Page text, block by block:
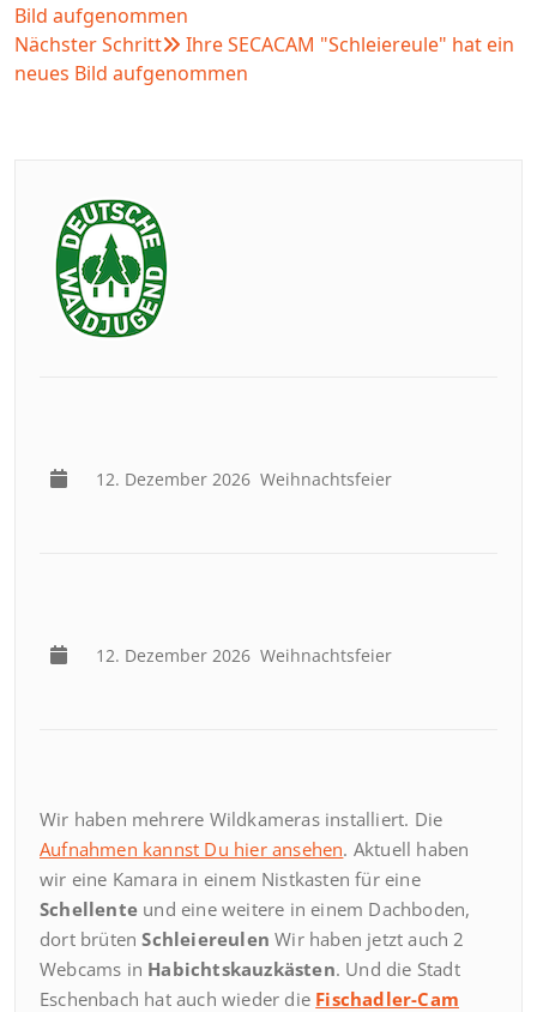
Bild aufgenommen
Nächster Schritt
Ihre SECACAM "Schleiereule" hat ein
neues Bild aufgenommen
12. Dezember 2026 Weihnachtsfeier
12. Dezember 2026 Weihnachtsfeier
Wir haben mehrere Wildkameras installiert. Die
Aufnahmen kannst Du hier ansehen. Aktuell haben
wir eine Kamara in einem Nistkasten für eine
Schellente und eine weitere in einem Dachboden,
dort brütenSchleiereulen Wir haben jetzt auch 2
Webcams in Habichtskauzkästen. Und die Stadt
Eschenbach hat auch wieder die Fischadler-Cam